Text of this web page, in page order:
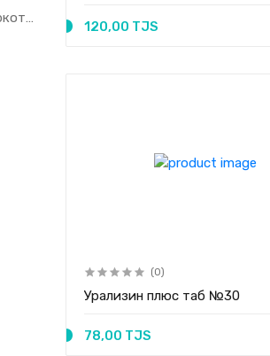
Анальгезирующее ненаркотическое средство
120,00 TJS
(0)
Урализин плюс таб №30
78,00 TJS